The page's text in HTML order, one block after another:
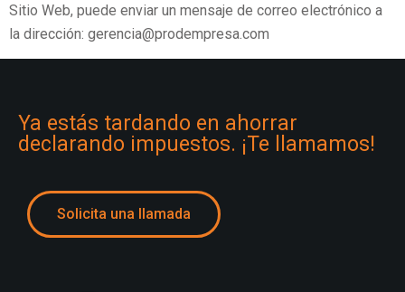
Sitio Web, puede enviar un mensaje de correo electrónico a
la dirección: gerencia@prodempresa.com
Ya estás tardando en ahorrar
declarando impuestos. ¡Te llamamos!
Solicita una llamada